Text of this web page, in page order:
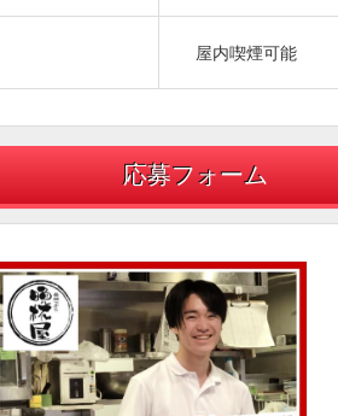
屋内喫煙可能
応募フォーム